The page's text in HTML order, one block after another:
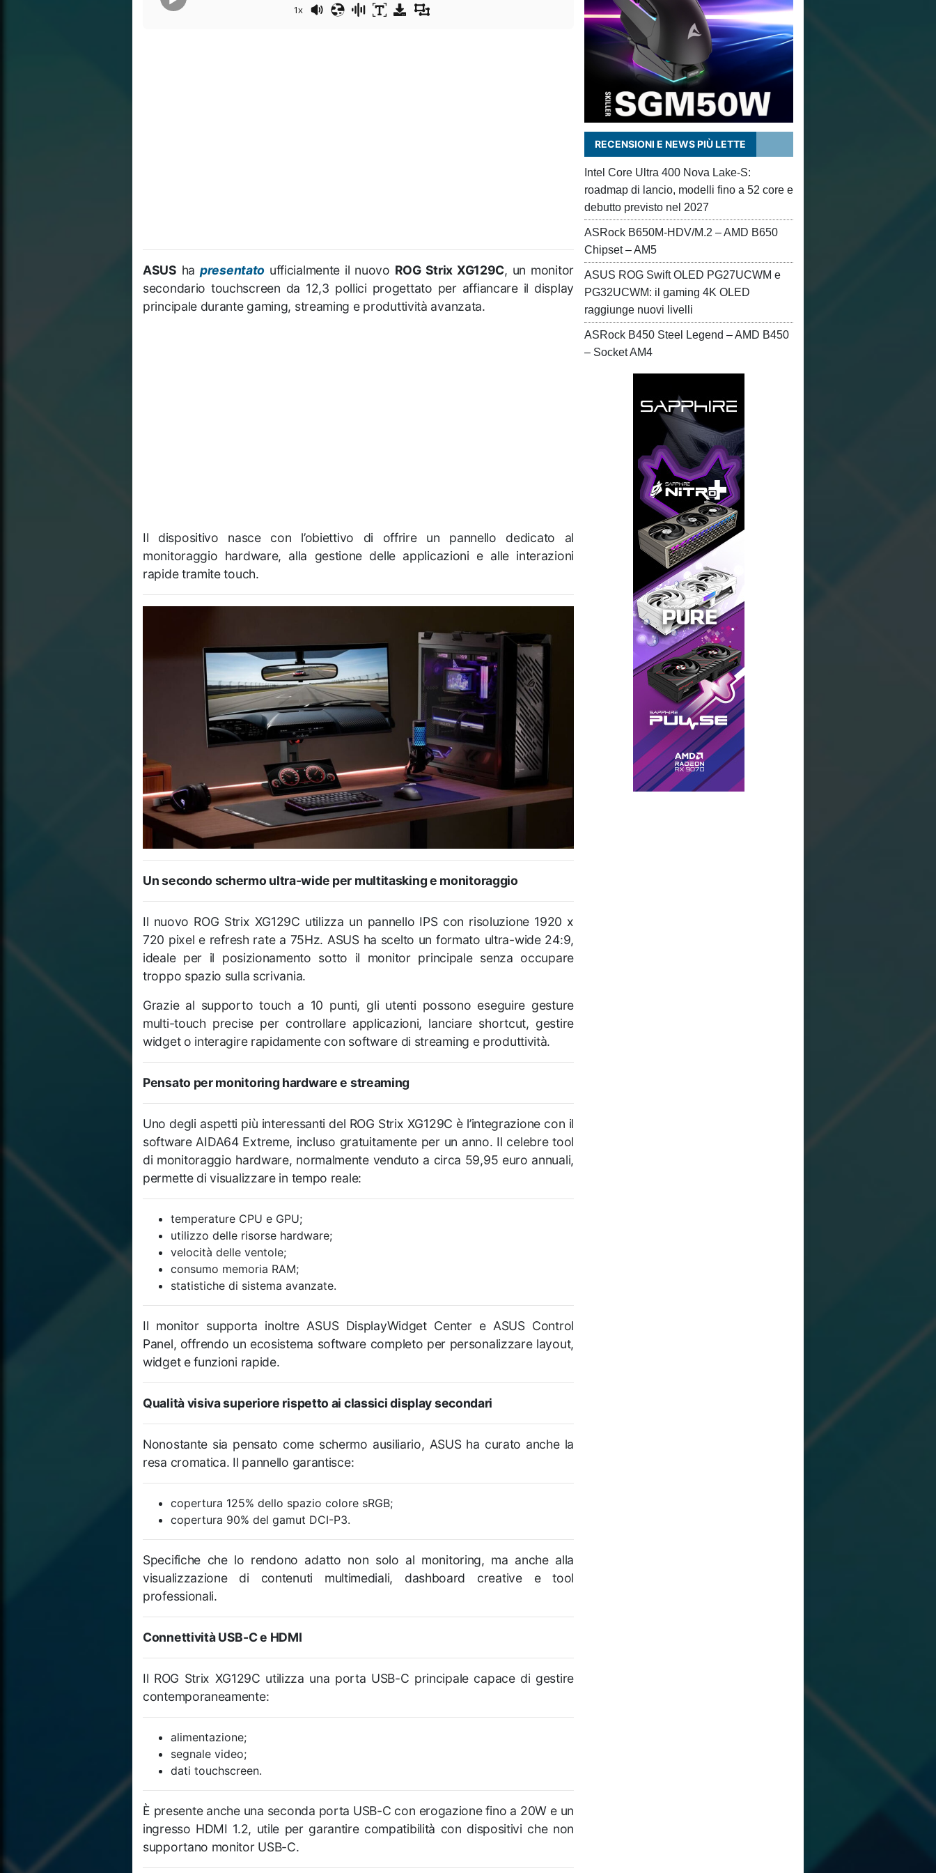
1x
ASUS hapresentato ufficialmente il nuovo ROG Strix XG129C, un monitor
secondario touchscreen da 12,3 pollici progettato per affiancare il display
principale durante gaming, streaming e produttività avanzata.
Il dispositivo nasce con l’obiettivo di offrire un pannello dedicato al
monitoraggio hardware, alla gestione delle applicazioni e alle interazioni
rapide tramite touch.
Un secondo schermo ultra-wide per multitasking e monitoraggio
Il nuovo ROG Strix XG129C utilizza un pannello IPS con risoluzione 1920 x
720 pixel e refresh rate a 75Hz. ASUS ha scelto un formato ultra-wide 24:9,
ideale per il posizionamento sotto il monitor principale senza occupare
troppo spazio sulla scrivania.
Grazie al supporto touch a 10 punti, gli utenti possono eseguire gesture
multi-touch precise per controllare applicazioni, lanciare shortcut, gestire
widget o interagire rapidamente con software di streaming e produttività.
Pensato per monitoring hardware e streaming
Uno degli aspetti più interessanti del ROG Strix XG129C è l’integrazione con il
software AIDA64 Extreme, incluso gratuitamente per un anno. Il celebre tool
di monitoraggio hardware, normalmente venduto a circa 59,95 euro annuali,
permette di visualizzare in tempo reale:
temperature CPU e GPU;
utilizzo delle risorse hardware;
velocità delle ventole;
consumo memoria RAM;
statistiche di sistema avanzate.
Il monitor supporta inoltre ASUS DisplayWidget Center e ASUS Control
Panel, offrendo un ecosistema software completo per personalizzare layout,
widget e funzioni rapide.
Qualità visiva superiore rispetto ai classici display secondari
Nonostante sia pensato come schermo ausiliario, ASUS ha curato anche la
resa cromatica. Il pannello garantisce:
copertura 125% dello spazio colore sRGB;
copertura 90% del gamut DCI-P3.
Specifiche che lo rendono adatto non solo al monitoring, ma anche alla
visualizzazione di contenuti multimediali, dashboard creative e tool
professionali.
Connettività USB-C e HDMI
Il ROG Strix XG129C utilizza una porta USB-C principale capace di gestire
contemporaneamente:
alimentazione;
segnale video;
dati touchscreen.
È presente anche una seconda porta USB-C con erogazione fino a 20W e un
ingresso HDMI 1.2, utile per garantire compatibilità con dispositivi che non
supportano monitor USB-C.
RECENSIONI E NEWS PIÙ LETTE
Intel Core Ultra 400 Nova Lake-S:
roadmap di lancio, modelli fino a 52 core e
debutto previsto nel 2027
ASRock B650M-HDV/M.2 – AMD B650
Chipset – AM5
ASUS ROG Swift OLED PG27UCWM e
PG32UCWM: il gaming 4K OLED
raggiunge nuovi livelli
ASRock B450 Steel Legend – AMD B450
– Socket AM4